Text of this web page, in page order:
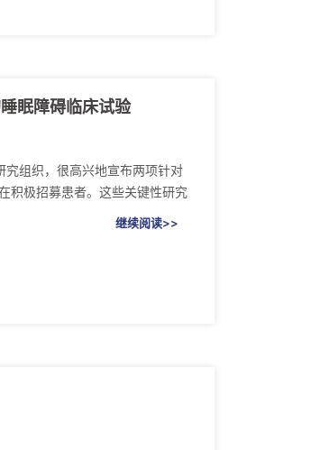
眠障碍临床试验
究组织，很高兴地宣布两项针对
积极招募患者。这些关键性研究
继续阅读>>